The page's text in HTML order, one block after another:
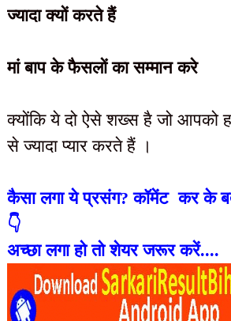
ज्यादा क्यों करते हैं
मां बाप के फैसलों का सम्मान करे
क्योंकि ये दो ऐसे शख्स है जो आपको
से ज्यादा प्यार करते हैं ।
कैसा लगा ये प्रसंग? कॉमेंट कर के
👇
अच्छा लगा हो तो शेयर जरूर करें....